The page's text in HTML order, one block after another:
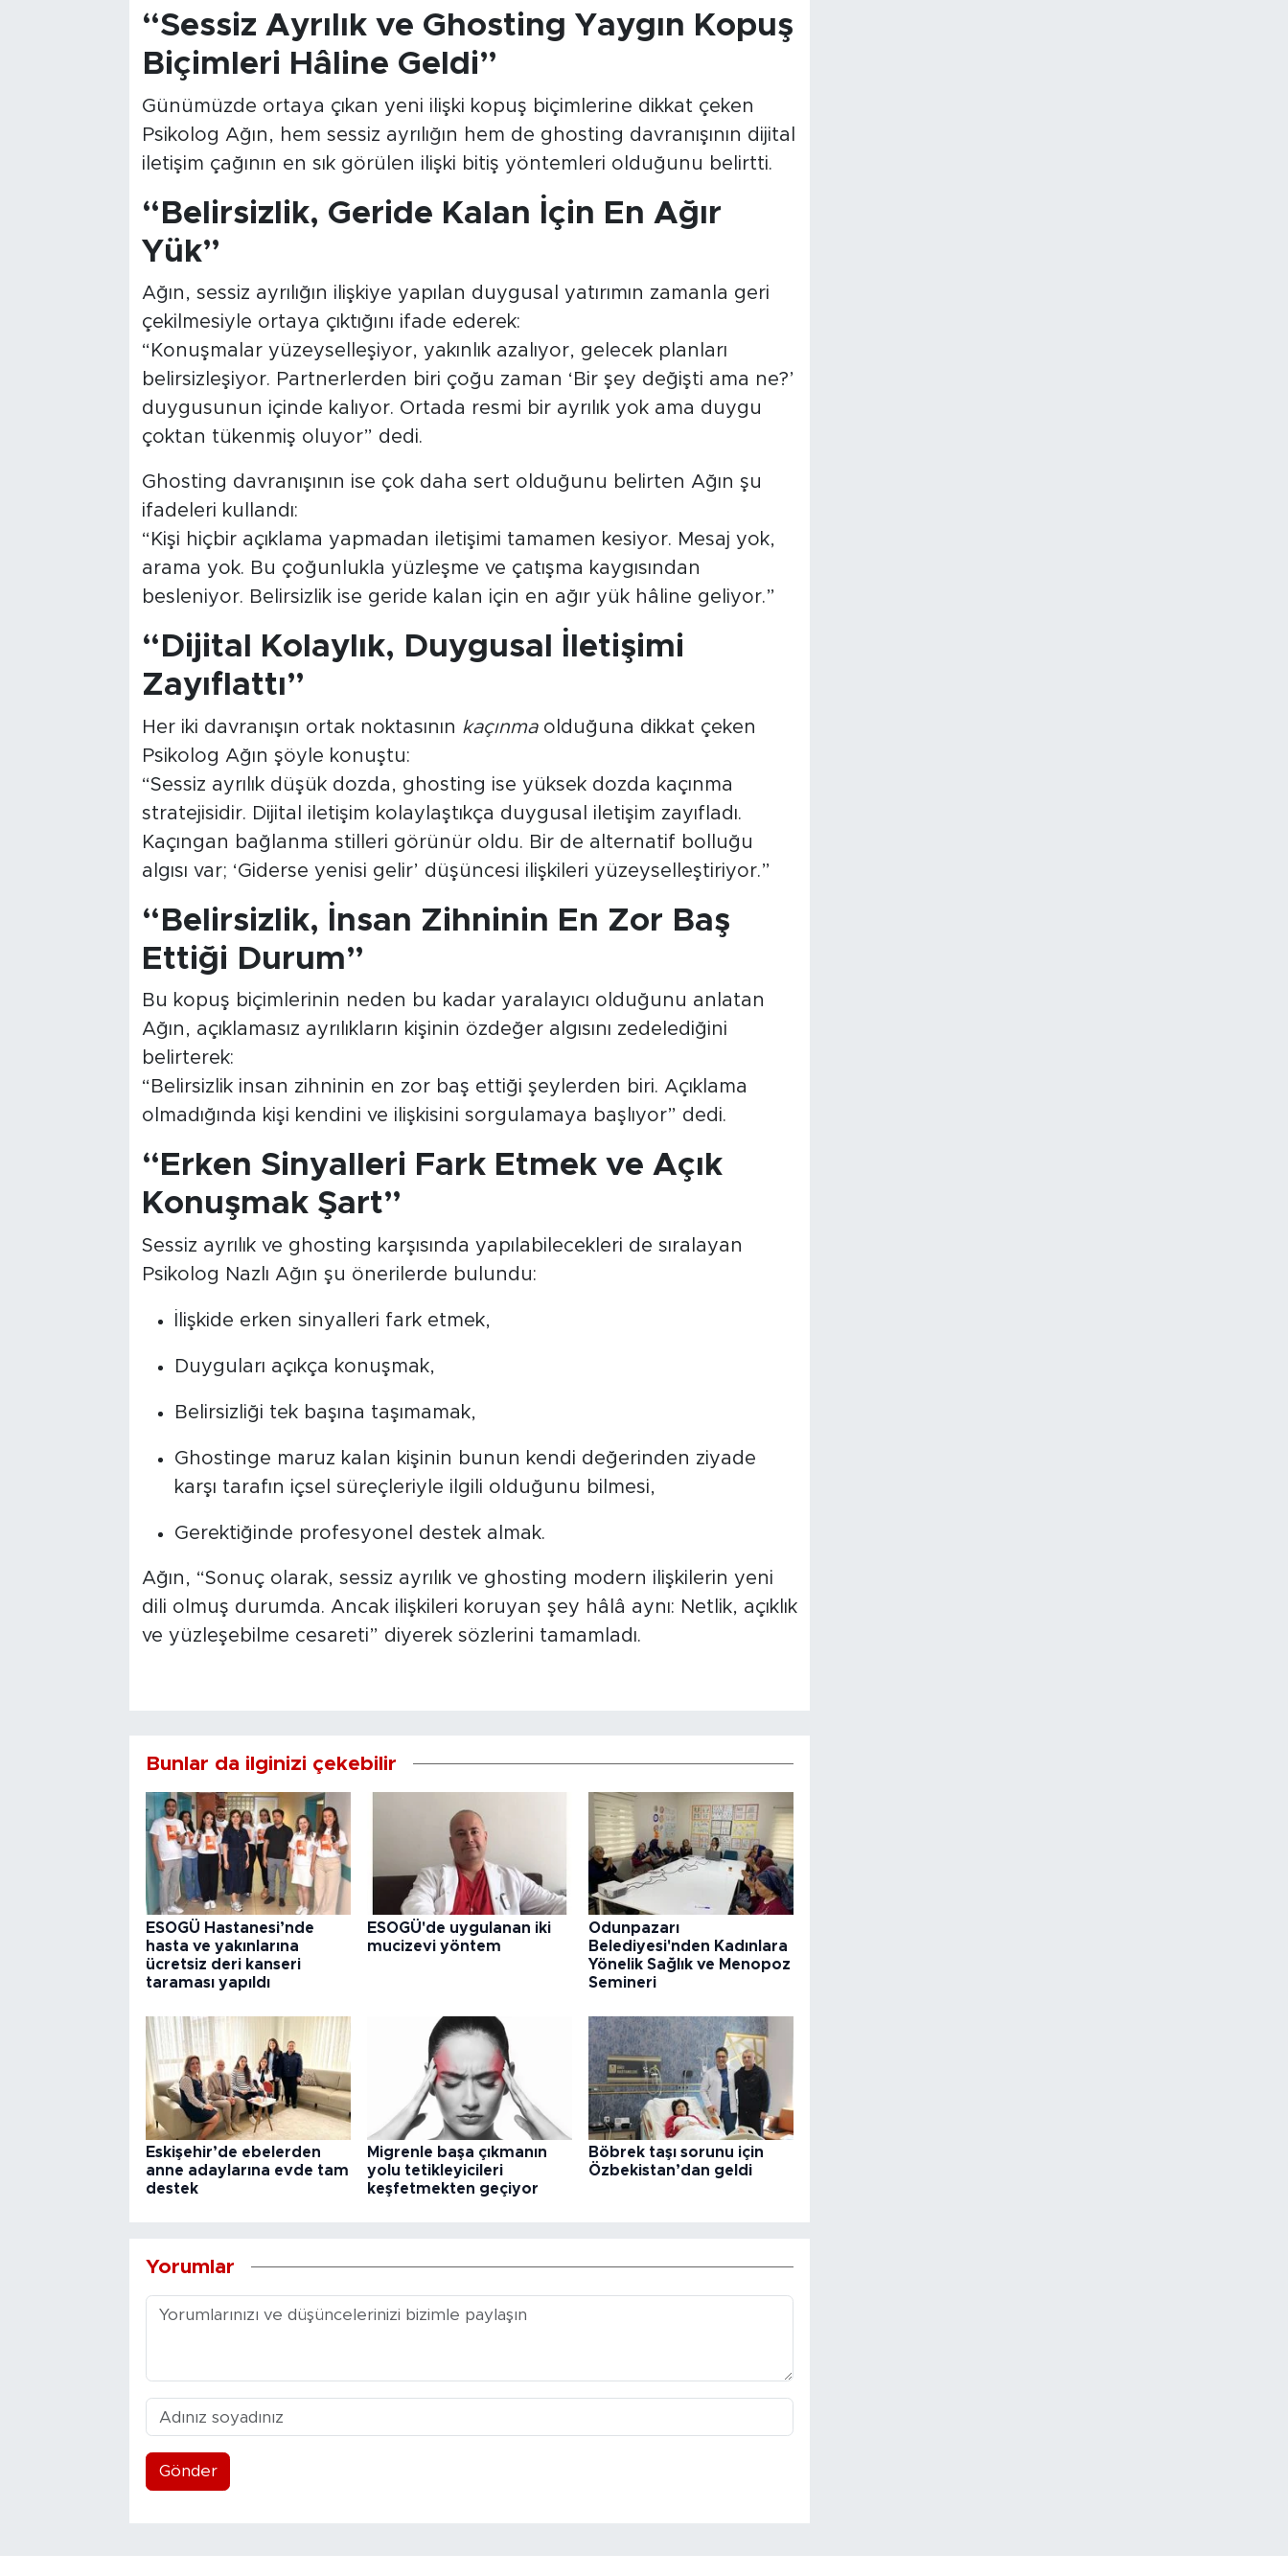
“Sessiz Ayrılık ve Ghosting Yaygın Kopuş
Biçimleri Hâline Geldi”
Günümüzde ortaya çıkan yeni ilişki kopuş biçimlerine dikkat çeken
Psikolog Ağın, hem sessiz ayrılığın hem de ghosting davranışının dijital
iletişim çağının en sık görülen ilişki bitiş yöntemleri olduğunu belirtti.
“Belirsizlik, Geride Kalan İçin En Ağır
Yük”
Ağın, sessiz ayrılığın ilişkiye yapılan duygusal yatırımın zamanla geri
çekilmesiyle ortaya çıktığını ifade ederek:
“Konuşmalar yüzeyselleşiyor, yakınlık azalıyor, gelecek planları
belirsizleşiyor. Partnerlerden biri çoğu zaman ‘Bir şey değişti ama ne?’
duygusunun içinde kalıyor. Ortada resmi bir ayrılık yok ama duygu
çoktan tükenmiş oluyor” dedi.
Ghosting davranışının ise çok daha sert olduğunu belirten Ağın şu
ifadeleri kullandı:
“Kişi hiçbir açıklama yapmadan iletişimi tamamen kesiyor. Mesaj yok,
arama yok. Bu çoğunlukla yüzleşme ve çatışma kaygısından
besleniyor. Belirsizlik ise geride kalan için en ağır yük hâline geliyor.”
“Dijital Kolaylık, Duygusal İletişimi
Zayıflattı”
Her iki davranışın ortak noktasının kaçınmaolduğuna dikkat çeken
Psikolog Ağın şöyle konuştu:
“Sessiz ayrılık düşük dozda, ghosting ise yüksek dozda kaçınma
stratejisidir. Dijital iletişim kolaylaştıkça duygusal iletişim zayıfladı.
Kaçıngan bağlanma stilleri görünür oldu. Bir de alternatif bolluğu
algısı var; ‘Giderse yenisi gelir’ düşüncesi ilişkileri yüzeyselleştiriyor.”
“Belirsizlik, İnsan Zihninin En Zor Baş
Ettiği Durum”
Bu kopuş biçimlerinin neden bu kadar yaralayıcı olduğunu anlatan
Ağın, açıklamasız ayrılıkların kişinin özdeğer algısını zedelediğini
belirterek:
“Belirsizlik insan zihninin en zor baş ettiği şeylerden biri. Açıklama
olmadığında kişi kendini ve ilişkisini sorgulamaya başlıyor” dedi.
“Erken Sinyalleri Fark Etmek ve Açık
Konuşmak Şart”
Sessiz ayrılık ve ghosting karşısında yapılabilecekleri de sıralayan
Psikolog Nazlı Ağın şu önerilerde bulundu:
İlişkide erken sinyalleri fark etmek,
Duyguları açıkça konuşmak,
Belirsizliği tek başına taşımamak,
Ghostinge maruz kalan kişinin bunun kendi değerinden ziyade
karşı tarafın içsel süreçleriyle ilgili olduğunu bilmesi,
Gerektiğinde profesyonel destek almak.
Ağın, “Sonuç olarak, sessiz ayrılık ve ghosting modern ilişkilerin yeni
dili olmuş durumda. Ancak ilişkileri koruyan şey hâlâ aynı: Netlik, açıklık
ve yüzleşebilme cesareti” diyerek sözlerini tamamladı.
Bunlar da ilginizi çekebilir
ESOGÜ Hastanesi’nde
hasta ve yakınlarına
ücretsiz deri kanseri
taraması yapıldı
ESOGÜ'de uygulanan iki
mucizevi yöntem
Odunpazarı
Belediyesi'nden Kadınlara
Yönelik Sağlık ve Menopoz
Semineri
Eskişehir’de ebelerden
anne adaylarına evde tam
destek
Migrenle başa çıkmanın
yolu tetikleyicileri
keşfetmekten geçiyor
Böbrek taşı sorunu için
Özbekistan’dan geldi
Yorumlar
Gönder